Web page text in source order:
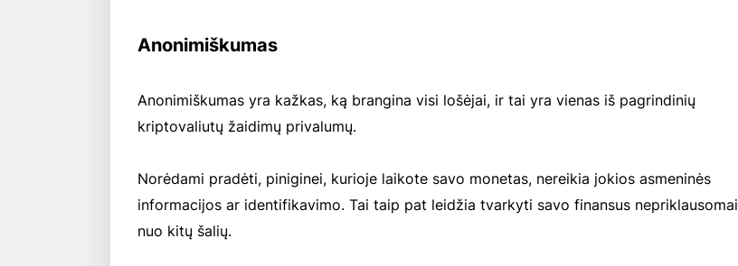
Anonimiškumas
Anonimiškumas yra kažkas, ką brangina visi lošėjai, ir tai yra vienas iš pagrindinių
kriptovaliutų žaidimų privalumų.
Norėdami pradėti, piniginei, kurioje laikote savo monetas, nereikia jokios asmeninės
informacijos ar identifikavimo. Tai taip pat leidžia tvarkyti savo finansus nepriklausomai
nuo kitų šalių.